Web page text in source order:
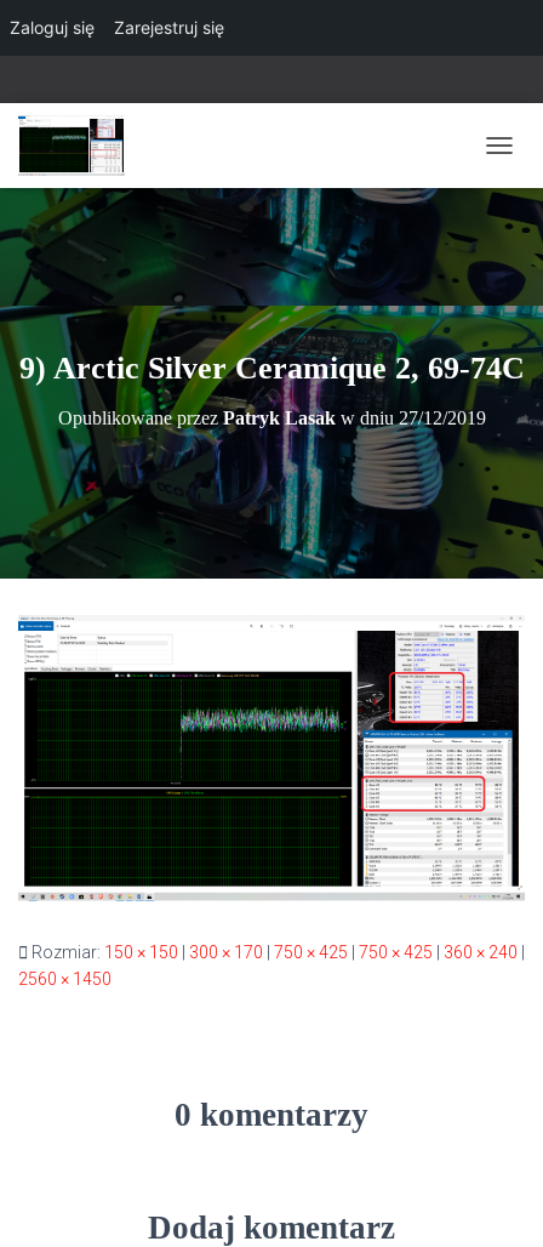
Zaloguj się Zarejestruj się
R
E
Ą
C
Z
N
A
G
C
Ę
9) Arctic Silver Ceramique 2, 69-74C
Opublikowane przezPatryk Lasakw dniu 27/12/2019
Rozmiar: 150 × 150 300 × 170 750 × 425 750 × 425 360 × 240
2560 × 1450
0 komentarzy
Dodaj komentarz